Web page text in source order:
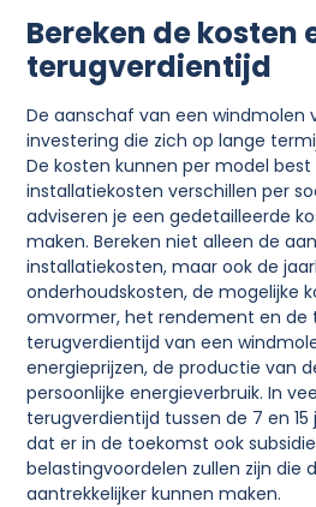
Bereken de kosten
terugverdientijd
De aanschaf van een windmolen
investering die zich op lange
De kosten kunnen per model
installatiekosten verschillen per
adviseren je een gedetailleerde
maken. Bereken niet alleen de
installatiekosten, maar ook de
onderhoudskosten, de mogelijke
omvormer, het rendement en de
terugverdientijd van een
energieprijzen, de productie van
persoonlijke energieverbruik. In
terugverdientijd tussen de 7 en
dat er in de toekomst ook
belastingvoordelen zullen zijn die
aantrekkelijker kunnen maken.